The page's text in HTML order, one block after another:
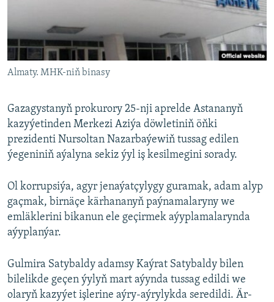
Almaty. MHK-niň binasy
Gazagystanyň prokurory 25-nji aprelde Astananyň
kazyýetinden Merkezi Aziýa döwletiniň öňki
prezidenti Nursoltan Nazarbaýewiň tussag edilen
ýegeniniň aýalyna sekiz ýyl iş kesilmegini sorady.
Ol korrupsiýa, agyr jenaýatçylygy guramak, adam alyp
gaçmak, birnäçe kärhananyň paýnamalaryny we
emläklerini bikanun ele geçirmek aýyplamalarynda
aýyplanýar.
Gulmira Satybaldy adamsy Kaýrat Satybaldy bilen
bilelikde geçen ýylyň mart aýynda tussag edildi we
olaryň kazyýet işlerine aýry-aýrylykda seredildi. Är-